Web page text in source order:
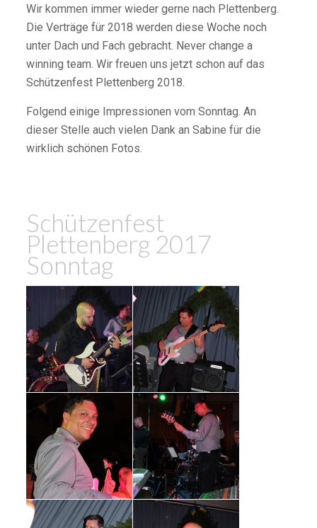
Wir kommen immer wieder gerne nach Plettenberg.
Die Verträge für 2018 werden diese Woche noch
unter Dach und Fach gebracht. Never change a
winning team. Wir freuen uns jetzt schon auf das
Schützenfest Plettenberg 2018.
Folgend einige Impressionen vom Sonntag. An
dieser Stelle auch vielen Dank an Sabine für die
wirklich schönen Fotos.
Schützenfest
Plettenberg 2017
Sonntag